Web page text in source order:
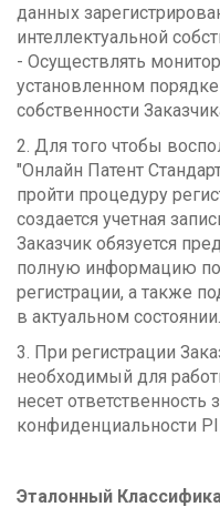
данных
интеллектуальной
- Осуществлять
установленном
собственности
2. Для того чтобы
"Онлайн Патент
пройти процедуру
создается учетная
Заказчик обязуется
полную информацию
регистрации, а также
в актуальном состоянии.
3. При регистрации
необходимый для
несет ответственность
конфиденциальности
Эталонный